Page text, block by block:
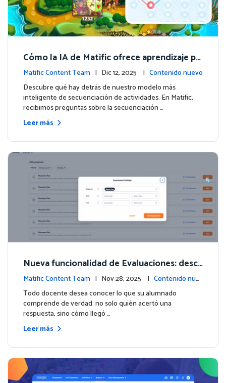
Cómo la IA de Matific ofrece aprendizaje pe
rsonalizado en la Isla de Aventuras
Matific Content Team | Dic 12, 2025 | Contenido nuevo
Descubre qué hay detrás de nuestro modelo más
inteligente de secuenciación de actividades. En Matific,
recibimos preguntas sobre la secuenciación …
Leer más
Nueva funcionalidad de Evaluaciones: descu
bre lo que tus estudiantes realmente saben
Matific Content Team | Nov 28, 2025 | Contenido nue
vo
Todo docente desea conocer lo que su alumnado
comprende de verdad: no solo quién acertó una
respuesta, sino cómo llegó …
Leer más